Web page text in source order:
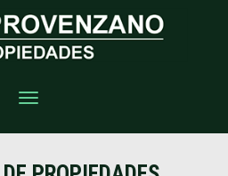
Toggle